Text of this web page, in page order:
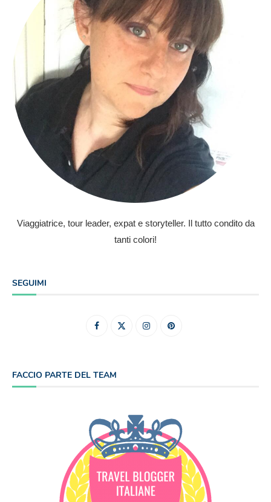
Viaggiatrice, tour leader, expat e storyteller. Il tutto condito da
tanti colori!
SEGUIMI
FACCIO PARTE DEL TEAM